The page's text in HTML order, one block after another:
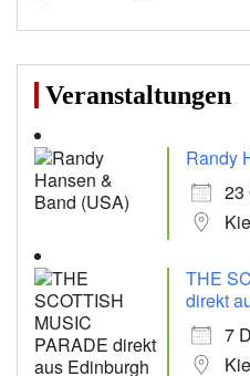
Veranstaltungen
Randy
23
THE
direkt
7